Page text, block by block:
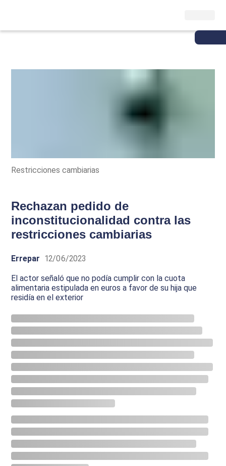
Restricciones cambiarias
Rechazan pedido de
inconstitucionalidad contra las
restricciones cambiarias
Errepar 12/06/2023
El actor señaló que no podía cumplir con la cuota
alimentaria estipulada en euros a favor de su hija que
residía en el exterior